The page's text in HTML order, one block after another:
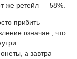
же ретейл — 58%.
прибить
означает, что
а завтра